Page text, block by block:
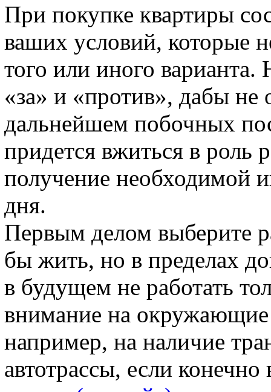
При покупке квартиры
ваших условий, которые
того или иного варианта.
«за» и «против», дабы
дальнейшем побочных
придется вжиться в роль
получение необходимой
дня.
Первым делом выберите
бы жить, но в пределах
в будущем не работать
внимание на
например, на наличие
автотрассы, если